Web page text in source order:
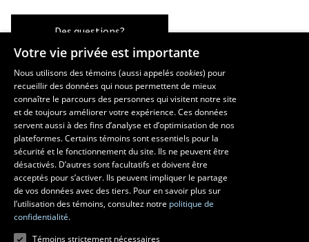
Des questions?
Les écoles et la recherche
École supérieure d’aménagement du territoire et de développement
régional
École d’architecture
École de design
Centre de recherche en aménagement et développement
Votre vie privée est importante
Nous utilisons des témoins (aussi appeléscookies) pour
recueillir des données qui nous permettent de mieux
connaître le parcours des personnes qui visitent notre site
et de toujours améliorer votre expérience. Ces données
servent aussi à des fins d’analyse et d’optimisation de nos
plateformes. Certains témoins sont essentiels pour la
sécurité et le fonctionnement du site. Ils ne peuvent être
désactivés. D’autres sont facultatifs et doivent être
acceptés pour s’activer. Ils peuvent impliquer le partage
de vos données avec des tiers. Pour en savoir plus sur
l’utilisation des témoins, consultez notre politique de
confidentialité.
Témoins strictement nécessaires